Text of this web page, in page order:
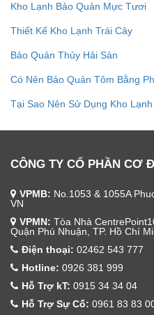
Kho Lạnh Bảo Quản Mực Tươi
Thiết Kế Kho Lạnh Trái Cây
Bảo Quản Thủy Hải Sản
Có Nên Bảo Quản Tôm Bằng
Tại Sao Nên Sử Dụng Kho
CÔNG TY CỔ PHẦN CƠ
VPMB: No.1053 & 1055A
VN
VPMN: Tòa Nhà
Quận Phú Nhuận, TP. Hồ Chí
Điện thoại: 02462 543 777
Hotline: 0926 381 999
Hỗ Trợ kT: 0915 34 34 04
Hỗ Trợ Sự Cố: 0961 83 83